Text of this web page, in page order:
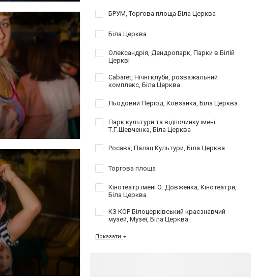
БРУМ, Торгова площа Біла Церква
Біла Церква
Олександрія, Дендропарк, Парки в Білій
Церкві
Cabaret, Нічні клуби, розважальний
комплекс, Біла Церква
Льодовий Період, Ковзанка, Біла Церква
Парк культури та відпочинку імені
Т.Г.Шевченка, Біла Церква
Росава, Палац Культури, Біла Церква
Торгова площа
Кінотеатр імені О. Довженка, Кінотеатри,
Біла Церква
КЗ КОР Білоцерківський краєзнавчий
музей, Музеї, Біла Церква
Показати